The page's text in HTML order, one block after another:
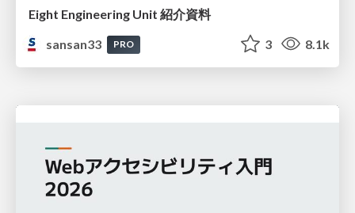
Eight Engineering Unit 紹介資料
sansan33
PRO 3 8.1k